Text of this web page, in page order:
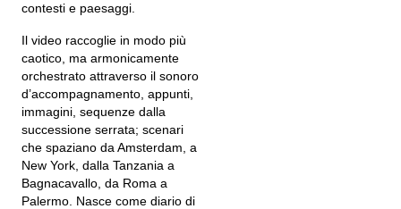
contesti e paesaggi.
Il video raccoglie in modo più
caotico, ma armonicamente
orchestrato attraverso il sonoro
d’accompagnamento, appunti,
immagini, sequenze dalla
successione serrata; scenari
che spaziano da Amsterdam, a
New York, dalla Tanzania a
Bagnacavallo, da Roma a
Palermo. Nasce come diario di